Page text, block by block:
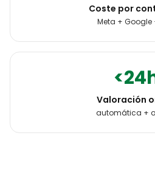
Coste por
Meta + Google
Valoración
automática +